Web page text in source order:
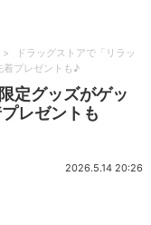
>
ドラッグストアで「リラッ
着プレゼントも♪
定グッズがゲッ
レゼントも
2026.5.14 20:26